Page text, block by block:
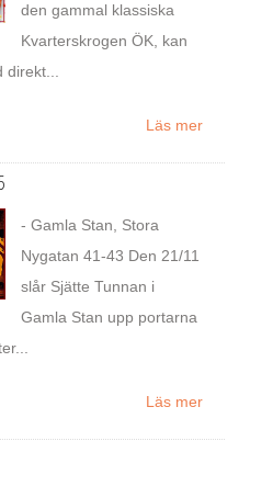
den gammal klassiska
Kvarterskrogen ÖK, kan
Läs mer
- Gamla Stan, Stora
Nygatan 41-43 Den 21/11
slår Sjätte Tunnan i
Gamla Stan upp portarna
Läs mer